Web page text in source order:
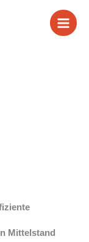
Mittelstand